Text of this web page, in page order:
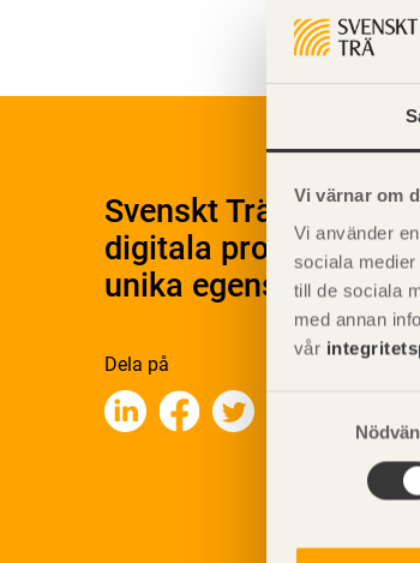
Vi värnar om
Vi använder
sociala
till de sociala
med annan
vår
Svenskt Träs
digitala
unika egenskaper.
Dela på